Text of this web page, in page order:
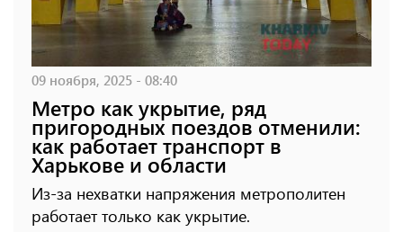
09 ноября, 2025 - 08:40
Метро как укрытие, ряд
пригородных поездов отменили:
как работает транспорт в
Харькове и области
Из-за нехватки напряжения метрополитен
работает только как укрытие.